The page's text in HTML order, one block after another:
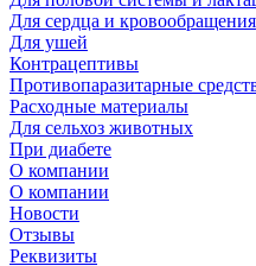
Для сердца и кровообращения
Для ушей
Контрацептивы
Противопаразитарные
Расходные материалы
Для сельхоз животных
При диабете
О компании
О компании
Новости
Отзывы
Реквизиты